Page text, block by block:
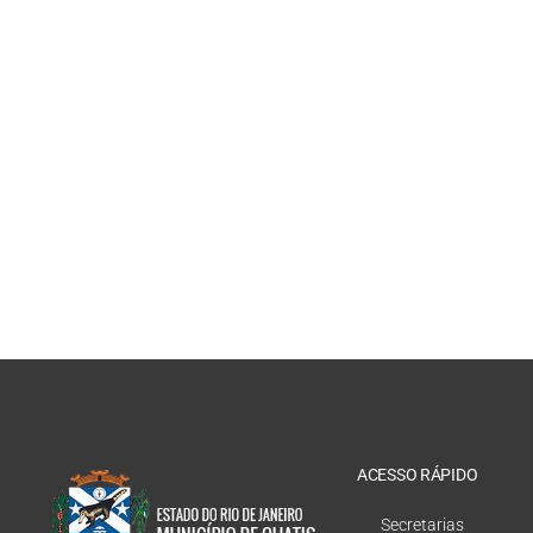
ACESSO RÁPIDO
Secretarias